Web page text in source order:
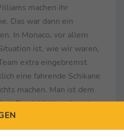
machen ihr
Das war dann ein
In Monaco, vor allem
ist, wie wir waren,
extra eingebremst
eine fahrende Schikane
machen. Man ist dem
Das ist bitter, das ist
war zu erwarten, dass es
Team zwei Autos nah